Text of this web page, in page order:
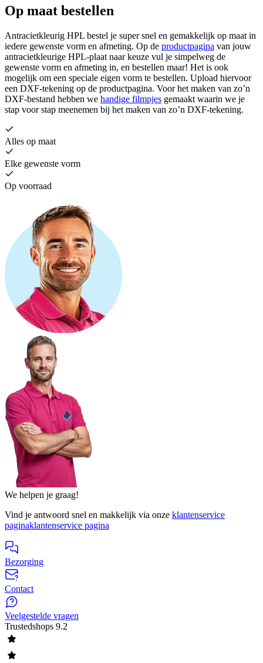
Op maat bestellen
Antracietkleurig HPL bestel je super snel en gemakkelijk op maat in
iedere gewenste vorm en afmeting. Op de productpagina van jouw
antracietkleurige HPL-plaat naar keuze vul je simpelweg de
gewenste vorm en afmeting in, en bestellen maar! Het is ook
mogelijk om een speciale eigen vorm te bestellen. Upload hiervoor
een DXF-tekening op de productpagina. Voor het maken van zo’n
DXF-bestand hebben we handige filmpjes gemaakt waarin we je
stap voor stap meenemen bij het maken van zo’n DXF-tekening.
Alles op maat
Elke gewenste vorm
Op voorraad
We helpen je graag!
Vind je antwoord snel en makkelijk via onze klantenservice
paginaklantenservice pagina
Bezorging
Contact
Veelgestelde vragen
Trustedshops 9.2